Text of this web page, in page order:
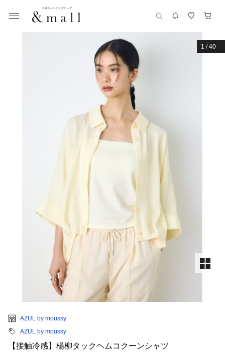
1 /40
AZUL by moussy
AZUL by moussy
【接触冷感】楊柳タックヘムコクーンシャツ